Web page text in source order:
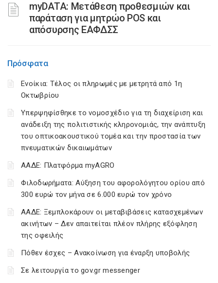
myDATA: Μετάθεση προθεσμιών και
παράταση για μητρώο POS και
απόσυρσης ΕΑΦΔΣΣ
Πρόσφατα
Ενοίκια: Τέλος οι πληρωμές με μετρητά από 1η
Οκτωβρίου
Υπερψηφίσθηκε το νομοσχέδιο για τη διαχείριση και
ανάδειξη της πολιτιστικής κληρονομιάς, την ανάπτυξη
του οπτικοακουστικού τομέα και την προστασία των
πνευματικών δικαιωμάτων
ΑΑΔΕ: Πλατφόρμα myAGRO
Φιλοδωρήματα: Αύξηση του αφορολόγητου ορίου από
300 ευρώ τον μήνα σε 6.000 ευρώ τον χρόνο
ΑΑΔΕ: Ξεμπλοκάρουν οι μεταβιβάσεις κατασχεμένων
ακινήτων – Δεν απαιτείται πλέον πλήρης εξόφληση
της οφειλής
Πόθεν έσχες – Ανακοίνωση για έναρξη υποβολής
Σε λειτουργία το gov.gr messenger